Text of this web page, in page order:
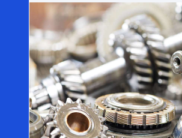
Ремонт автомобилей по ОСАГО
столкнулся с новой серьезной
дефицита топлива и перебоев с